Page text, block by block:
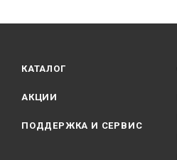
КАТАЛОГ
АКЦИИ
ПОДДЕРЖКА И СЕРВИС